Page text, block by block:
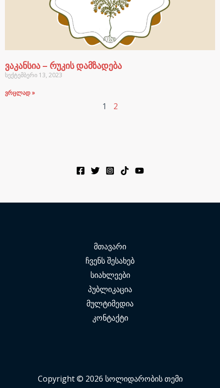
ვაკანსია – რუკის დამზადება
სექტემბერი 13, 2023
ვრცლად »
1 2
მთავარი
ჩვენს შესახებ
სიახლეები
პუბლიკაცია
მულტიმედია
კონტაქტი
Copyright © 2026 სოლიდარობის თემი